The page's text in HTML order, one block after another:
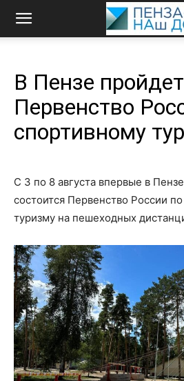
В Пензе пройдет
Первенство
спортивному
С 3 по 8 августа впервые в
состоится Первенство России
туризму на пешеходных